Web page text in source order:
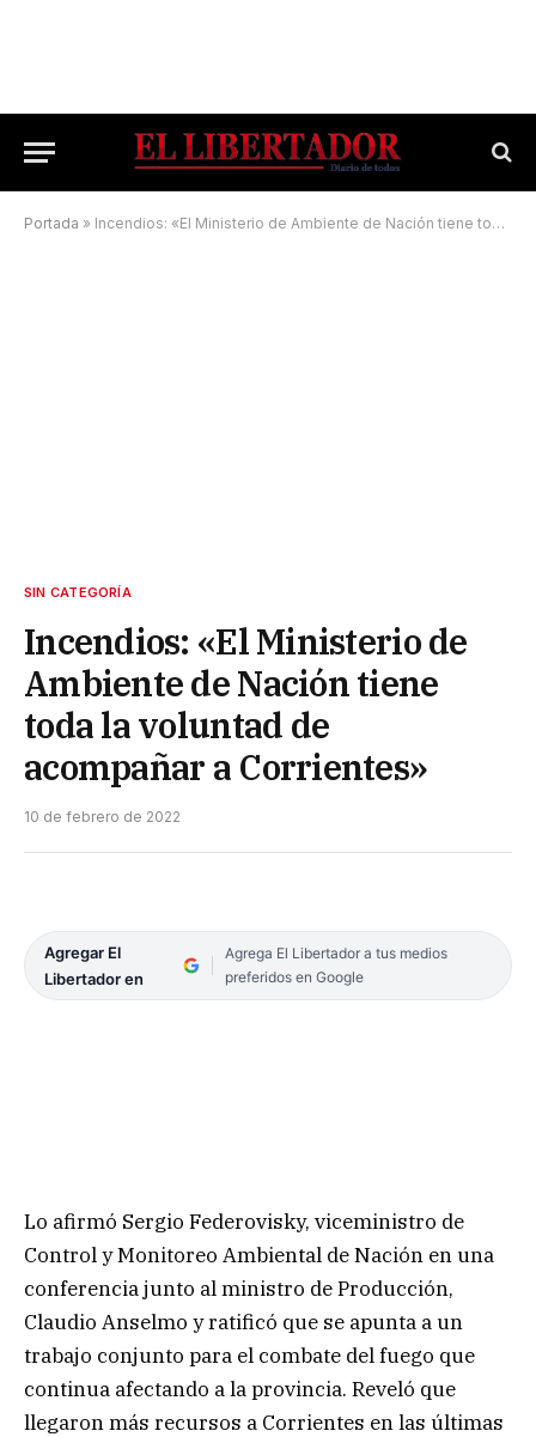
Portada » Incendios: «El Ministerio de Ambiente de Nación tiene toda la voluntad de acompañar a Corrientes»
SIN CATEGORÍA
Incendios: «El Ministerio de
Ambiente de Nación tiene
toda la voluntad de
acompañar a Corrientes»
10 de febrero de 2022
Agregar El
Libertador en
Agrega El Libertador a tus medios
preferidos en Google
Lo afirmó Sergio Federovisky, viceministro de
Control y Monitoreo Ambiental de Nación en una
conferencia junto al ministro de Producción,
Claudio Anselmo y ratificó que se apunta a un
trabajo conjunto para el combate del fuego que
continua afectando a la provincia. Reveló que
llegaron más recursos a Corrientes en las últimas